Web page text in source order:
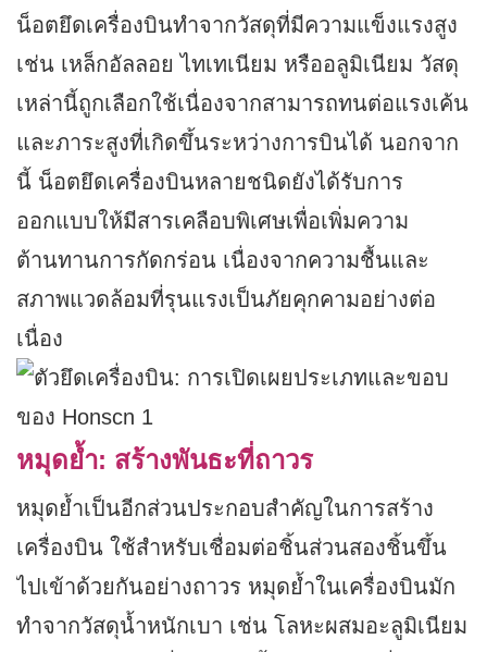
น็อตยึดเครื่องบินทำจากวัสดุที่มีความแข็งแรงสูง
เช่น เหล็กอัลลอย ไทเทเนียม หรืออลูมิเนียม วัสดุ
เหล่านี้ถูกเลือกใช้เนื่องจากสามารถทนต่อแรงเค้น
และภาระสูงที่เกิดขึ้นระหว่างการบินได้ นอกจาก
นี้ น็อตยึดเครื่องบินหลายชนิดยังได้รับการ
ออกแบบให้มีสารเคลือบพิเศษเพื่อเพิ่มความ
ต้านทานการกัดกร่อน เนื่องจากความชื้นและ
สภาพแวดล้อมที่รุนแรงเป็นภัยคุกคามอย่างต่อ
เนื่อง
หมุดย้ำ: สร้างพันธะที่ถาวร
หมุดย้ำเป็นอีกส่วนประกอบสำคัญในการสร้าง
เครื่องบิน ใช้สำหรับเชื่อมต่อชิ้นส่วนสองชิ้นขึ้น
ไปเข้าด้วยกันอย่างถาวร หมุดย้ำในเครื่องบินมัก
ทำจากวัสดุน้ำหนักเบา เช่น โลหะผสมอะลูมิเนียม